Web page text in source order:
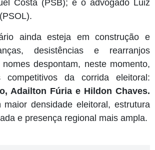
Costa (PSB); e o advogado Luiz
ainda esteja em construção e
desistências e rearranjos
despontam, neste momento,
da corrida eleitoral:
Adailton Fúria e Hildon Chaves.
densidade eleitoral, estrutura
e presença regional mais ampla.